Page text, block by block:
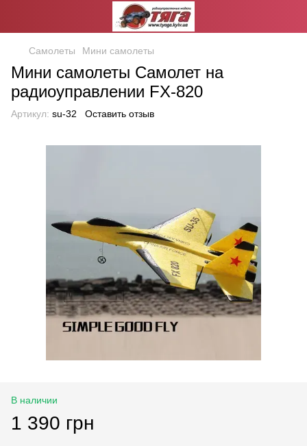
Самолеты Мини самолеты
Мини самолеты Самолет на
радиоуправлении FX-820
Артикул: su-32 Оставить отзыв
В наличии
1 390 грн